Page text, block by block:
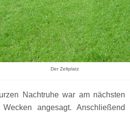
Der Zeltplatz
Nachtruhe war am nächsten
angesagt. Anschließend